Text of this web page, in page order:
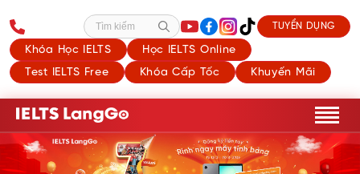
Khóa Học IELTS
Học IELTS Online
Test IELTS Free
Khóa Cấp Tốc Khuyến Mãi
Tìm kiếm TUYỂN DỤNG